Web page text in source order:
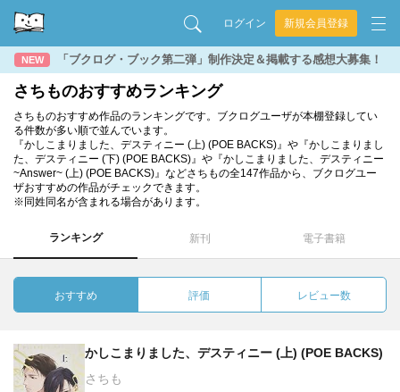
ログイン 新規会員登録
NEW 「ブクログ・ブック第二弾」制作決定＆掲載する感想大募集！
さちものおすすめランキング
さちものおすすめ作品のランキングです。ブクログユーザが本棚登録してい
る件数が多い順で並んでいます。
『かしこまりました、デスティニー (上) (POE BACKS)』や『かしこまりまし
た、デスティニー (下) (POE BACKS)』や『かしこまりました、デスティニー
~Answer~ (上) (POE BACKS)』などさちもの全147作品から、ブクログユー
ザおすすめの作品がチェックできます。
※同姓同名が含まれる場合があります。
ランキング 新刊 電子書籍
おすすめ 評価 レビュー数
かしこまりました、デスティニー (上) (POE BACKS)
さちも